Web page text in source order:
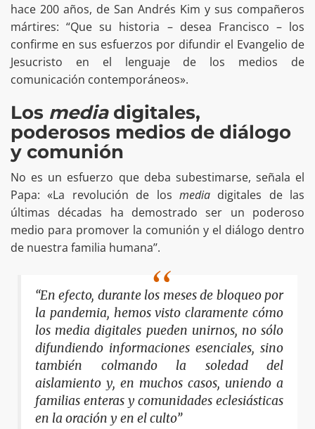
hace 200 años, de San Andrés Kim y sus compañeros
mártires: “Que su historia – desea Francisco – los
confirme en sus esfuerzos por difundir el Evangelio de
Jesucristo en el lenguaje de los medios de
comunicación contemporáneos».
Los mediadigitales,
poderosos medios de diálogo
y comunión
No es un esfuerzo que deba subestimarse, señala el
Papa: «La revolución de los mediadigitales de las
últimas décadas ha demostrado ser un poderoso
medio para promover la comunión y el diálogo dentro
de nuestra familia humana’’.
“En efecto, durante los meses de bloqueo por
la pandemia, hemos visto claramente cómo
los media digitales pueden unirnos, no sólo
difundiendo informaciones esenciales, sino
también colmando la soledad del
aislamiento y, en muchos casos, uniendo a
familias enteras y comunidades eclesiásticas
en la oración y en el culto”